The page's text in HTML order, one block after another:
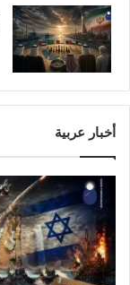
أخبار عربية